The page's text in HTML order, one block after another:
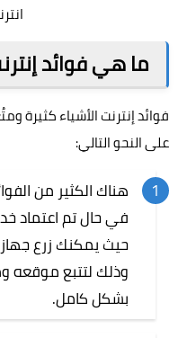
ما هي فوائد
فوائد إنترنت الأشياء كثيرة
على النحو التالي:
هناك الكثير من
في حال تم اعتماد
حيث يمكنك زرع جهاز
وذلك لتتبع
بشكل كامل.